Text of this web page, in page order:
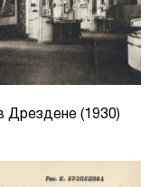
Дрездене (1930)